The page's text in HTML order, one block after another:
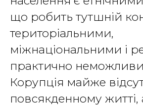
що робить тутшній
територіальними,
міжнаціональними і
практично
Корупція майже
повсякденному житті,